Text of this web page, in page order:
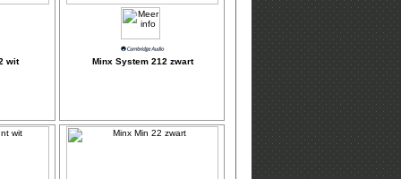
wit Minx System 212 zwart